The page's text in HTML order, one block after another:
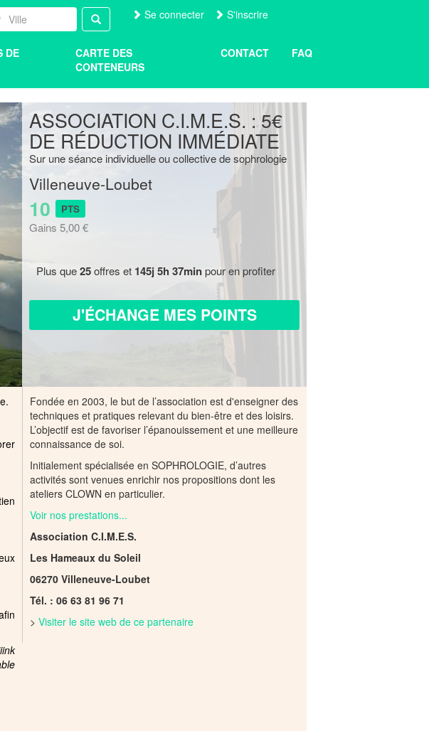
Se connecter S'inscrire
DE
CARTE DES
CONTENEURS
CONTACT FAQ
ASSOCIATION C.I.M.E.S. : 5€
DE RÉDUCTION IMMÉDIATE
Sur une séance individuelle ou collective de sophrologie
Villeneuve-Loubet
10 PTS
Gains 5,00 €
Plus que25offres et 145j 5h 37minpour en profiter
J'ÉCHANGE MES POINTS
Fondée en 2003, le but de l’association est d'enseigner des
techniques et pratiques relevant du bien-être et des loisirs.
L’objectif est de favoriser l’épanouissement et une meilleure
connaissance de soi.
Initialement spécialisée en SOPHROLOGIE, d’autres
activités sont venues enrichir nos propositions dont les
ateliers CLOWN en particulier.
Voir nos prestations...
Association C.I.M.E.S.
Les Hameaux du Soleil
06270 Villeneuve-Loubet
Tél. : 06 63 81 96 71
> Visiter le site web de ce partenaire